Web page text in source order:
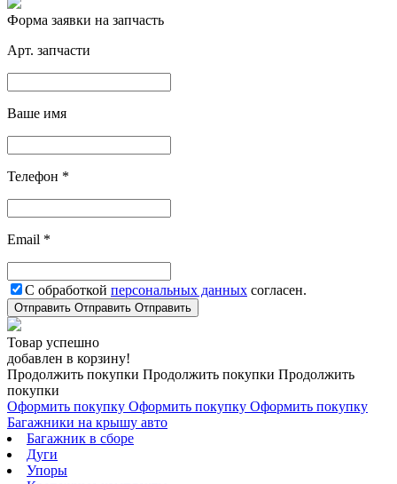
Форма заявки на запчасть
Арт. запчасти
Ваше имя
Телефон *
Email *
С обработкой персональных данных согласен.
Отправить Отправить Отправить
Товар успешно
добавлен в корзину!
Продолжить покупки Продолжить покупки Продолжить
покупки
Оформить покупку Оформить покупку Оформить покупку
Багажники на крышу авто
Багажник в сборе
Дуги
Упоры